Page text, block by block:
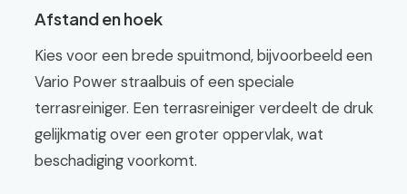
Afstand en hoek
Kies voor een brede spuitmond, bijvoorbeeld een
Vario Power straalbuis of een speciale
terrasreiniger. Een terrasreiniger verdeelt de druk
gelijkmatig over een groter oppervlak, wat
beschadiging voorkomt.